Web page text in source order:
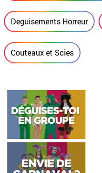
Deguisements Horreur
Couteaux et Scies